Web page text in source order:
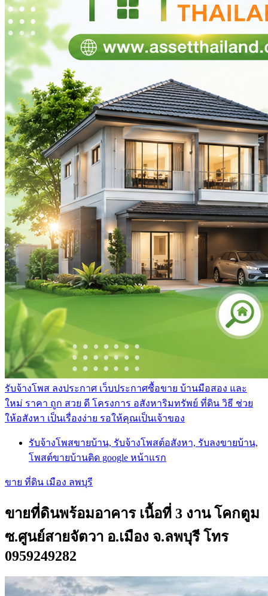
รับจ้างโพส ลงประกาศ เว็บประกาศซื้อขาย บ้านมือสอง และ
ใหม่ ราคา ถูก สวย ดี โครงการ อสังหาริมทรัพย์ ที่ดิน วิธี ช่วย
ให้อสังหา เป็นเรื่องง่าย รอให้คุณเป็นเจ้าของ
รับจ้างโพสขายบ้าน, รับจ้างโพสต์อสังหา, รับลงขายบ้าน,
โพสต์ขายบ้านติด google หน้าแรก
ขาย ที่ดิน เมือง ลพบุรี
ขายที่ดินพร้อมอาคาร เนื้อที่ 3 งาน โคกตูม
ซ.ศูนย์สายจัตวา อ.เมือง จ.ลพบุรี โทร
0959249282